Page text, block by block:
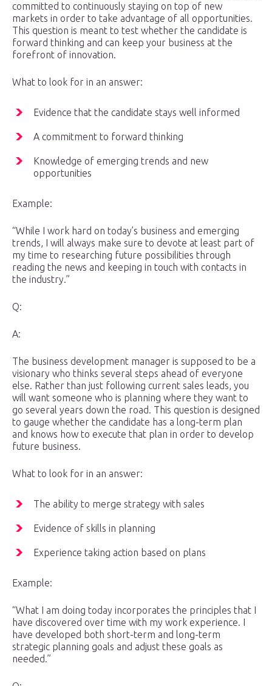
committed to continuously staying on top of new
markets in order to take advantage of all opportunities.
This question is meant to test whether the candidate is
forward thinking and can keep your business at the
forefront of innovation.
What to look for in an answer:
Evidence that the candidate stays well informed
A commitment to forward thinking
Knowledge of emerging trends and new
opportunities
Example:
“While I work hard on today’s business and emerging
trends, I will always make sure to devote at least part of
my time to researching future possibilities through
reading the news and keeping in touch with contacts in
the industry.”
Q:
A:
The business development manager is supposed to be a
visionary who thinks several steps ahead of everyone
else. Rather than just following current sales leads, you
will want someone who is planning where they want to
go several years down the road. This question is designed
to gauge whether the candidate has a long-term plan
and knows how to execute that plan in order to develop
future business.
What to look for in an answer:
The ability to merge strategy with sales
Evidence of skills in planning
Experience taking action based on plans
Example:
“What I am doing today incorporates the principles that I
have discovered over time with my work experience. I
have developed both short-term and long-term
strategic planning goals and adjust these goals as
needed.”